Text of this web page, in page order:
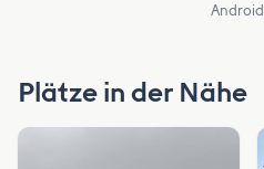
Android
Plätze in der Nähe